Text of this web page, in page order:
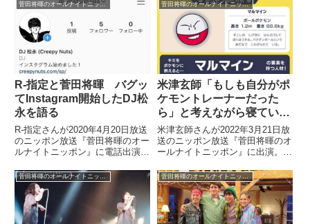
菅田将暉のオールナイトニッポン
R-指定と菅田将暉 バグッ
てInstagram開始したDJ松
永を語る
R-指定さんが2020年4月20日放送
のニッポン放送『菅田将暉のオー
ルナイトニッポン』に電話出演。
況をしたり、突如Instagramを開
始したDJ松永さんについて話し
ていました。（菅田将暉）あ、R
さん、...
菅田将暉のオールナイトニッポン
米津玄師「もしも自分がポ
ケモントレーナーだった
ら」と考えながら寝ている
話
米津玄師さんが2022年3月21日放
送のニッポン放送『菅田将暉のオ
ールナイトニッポン』に出演。寝
際に考えていることや見る夢につ
いてトーク。「もしも自分がポケ
モントレーナーだったら」など、
想像をしながら眠っている件を紹
介していました。
菅田将暉のオールナイトニッポン 菅田将暉のオールナイトニッポン